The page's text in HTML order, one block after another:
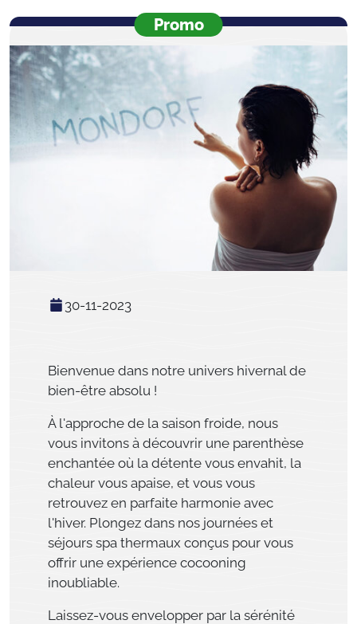
Promo
30-11-2023
Bienvenue dans notre univers hivernal de
bien-être absolu !
À l'approche de la saison froide, nous
vous invitons à découvrir une parenthèse
enchantée où la détente vous envahit, la
chaleur vous apaise, et vous vous
retrouvez en parfaite harmonie avec
l'hiver. Plongez dans nos journées et
séjours spa thermaux conçus pour vous
offrir une expérience cocooning
inoubliable.
Laissez-vous envelopper par la sérénité